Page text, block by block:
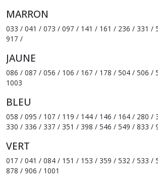
MARRON
033 / 041 / 073 / 097 / 141 / 161 / 236 / 331 /
917 /
JAUNE
086 / 087 / 056 / 106 / 167 / 178 / 504 / 506 /
1003
BLEU
058 / 095 / 107 / 119 / 144 / 146 / 164 / 280 /
330 / 336 / 337 / 351 / 398 / 546 / 549 / 833 /
VERT
017 / 041 / 084 / 151 / 153 / 359 / 532 / 533 /
878 / 906 / 1001